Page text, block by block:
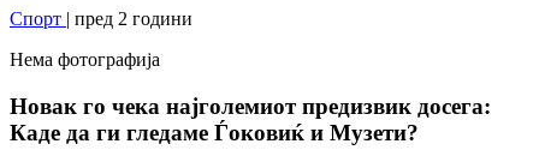
Спорт | пред 2 години
Нема фотографија
Новак го чека најголемиот предизвик досега:
Каде да ги гледаме Ѓоковиќ и Музети?